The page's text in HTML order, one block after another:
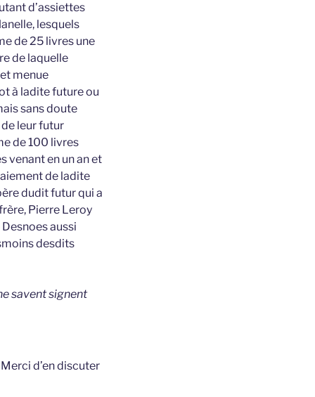
d’assiettes
lesquels
de 25 livres une
de laquelle
menue
à ladite future ou
sans doute
leur futur
de 100 livres
venant en un an et
de ladite
dudit futur qui a
Pierre Leroy
aussi
desdits
savent signent
Merci d’en discuter